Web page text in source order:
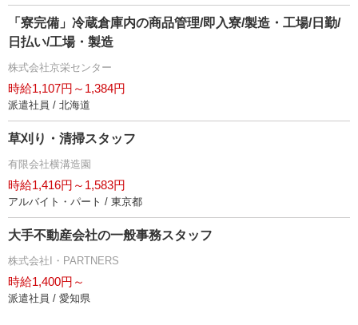
「寮完備」冷蔵倉庫内の商品管理/即入寮/製造・工場/日勤/
日払い/工場・製造
株式会社京栄センター
時給1,107円～1,384円
派遣社員 / 北海道
草刈り・清掃スタッフ
有限会社横溝造園
時給1,416円～1,583円
アルバイト・パート / 東京都
大手不動産会社の一般事務スタッフ
株式会社I・PARTNERS
時給1,400円～
派遣社員 / 愛知県